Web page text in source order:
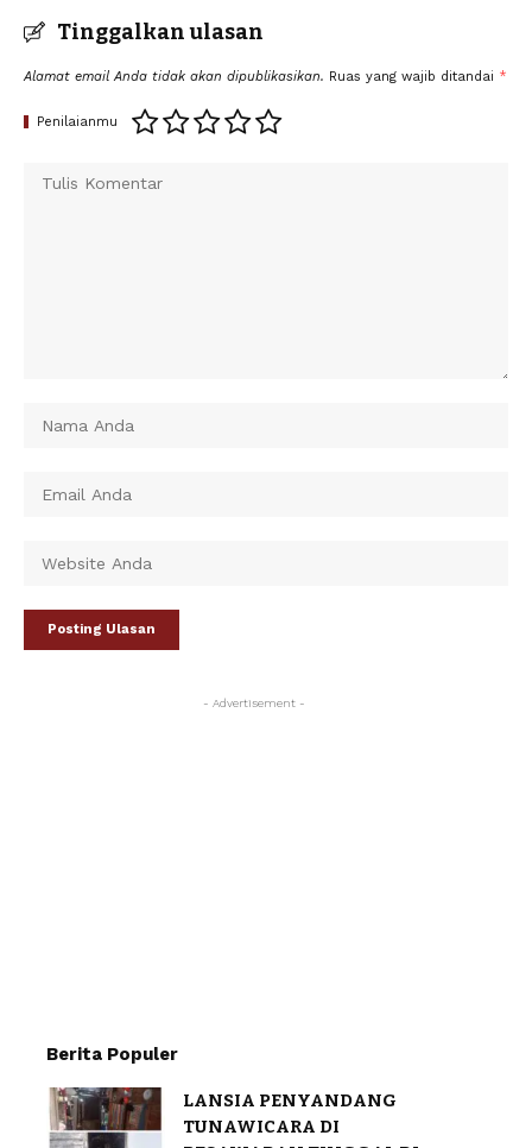
Tinggalkan ulasan
Alamat email Anda tidak akan dipublikasikan. Ruas yang wajib ditandai *
Penilaianmu
- Advertisement -
Berita Populer
LANSIA PENYANDANG
TUNAWICARA DI